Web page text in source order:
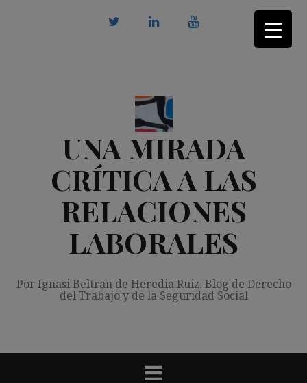
UNA MIRADA
CRÍTICA A LAS
RELACIONES
LABORALES
Por Ignasi Beltran de Heredia Ruiz. Blog de Derecho
del Trabajo y de la Seguridad Social